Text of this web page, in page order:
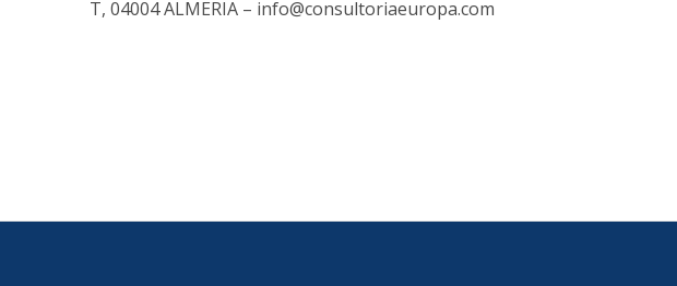
T, 04004 ALMERIA – info@consultoriaeuropa.com